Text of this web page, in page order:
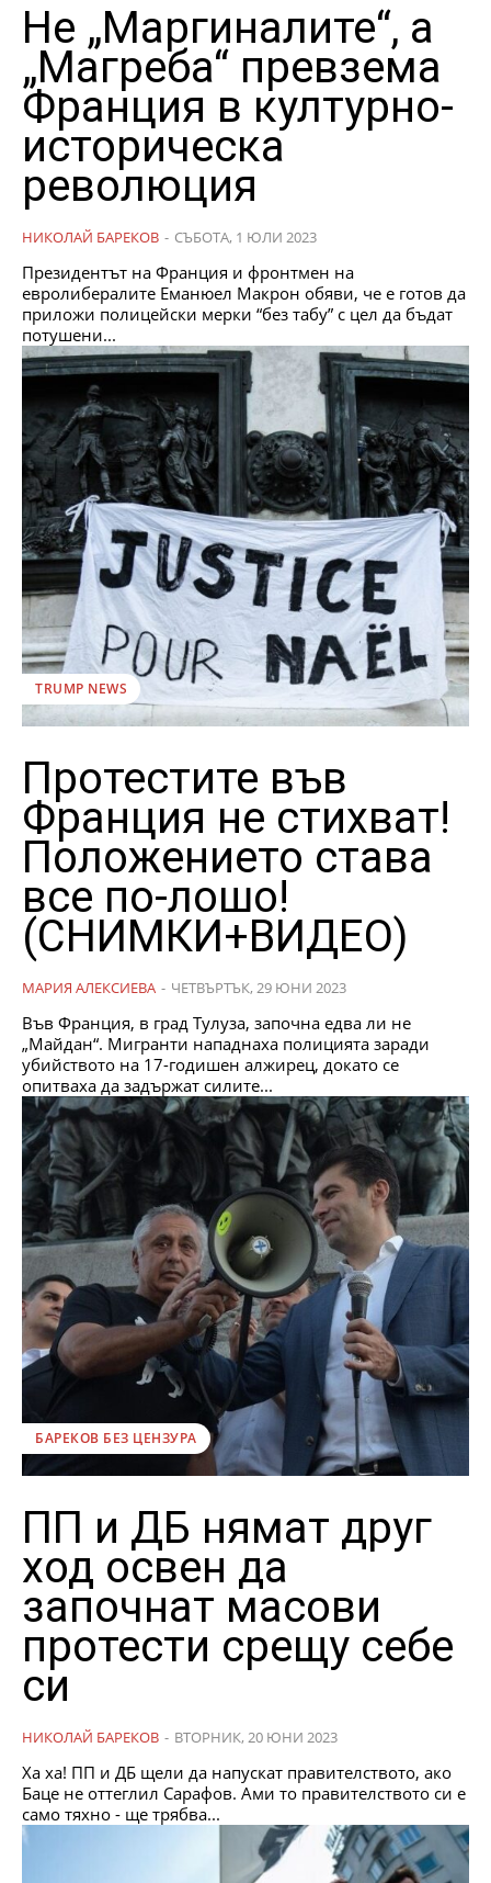
Не „Маргиналите“, а
„Магреба“ превзема
Франция в културно-
историческа
революция
НИКОЛАЙ БАРЕКОВ - СЪБОТА, 1 ЮЛИ 2023
Президентът на Франция и фронтмен на
евролибералите Еманюел Макрон обяви, че е готов да
приложи полицейски мерки “без табу” с цел да бъдат
потушени...
TRUMP NEWS
Протестите във
Франция не стихват!
Положението става
все по-лошо!
(СНИМКИ+ВИДЕО)
МАРИЯ АЛЕКСИЕВА - ЧЕТВЪРТЪК, 29 ЮНИ 2023
Във Франция, в град Тулуза, започна едва ли не
„Майдан“. Мигранти нападнаха полицията заради
убийството на 17-годишен алжирец, докато се
опитваха да задържат силите...
БАРЕКОВ БЕЗ ЦЕНЗУРА
ПП и ДБ нямат друг
ход освен да
започнат масови
протести срещу себе
си
НИКОЛАЙ БАРЕКОВ - ВТОРНИК, 20 ЮНИ 2023
Ха ха! ПП и ДБ щели да напускат правителството, ако
Баце не оттеглил Сарафов. Ами то правителството си е
само тяхно - ще трябва...